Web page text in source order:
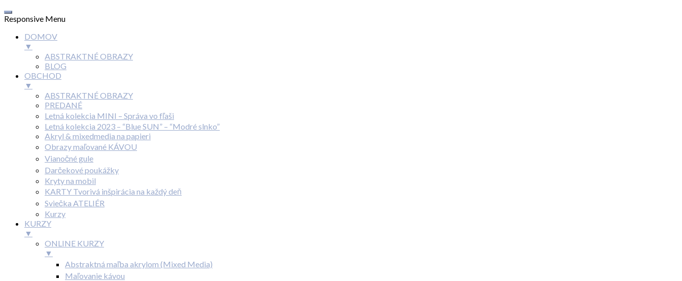
Responsive Menu
DOMOV
▼
ABSTRAKTNÉ OBRAZY
BLOG
OBCHOD
▼
ABSTRAKTNÉ OBRAZY
PREDANÉ
Letná kolekcia MINI – Správa vo fľaši
Letná kolekcia 2023 – “Blue SUN” – “Modré slnko”
Akryl & mixedmedia na papieri
Obrazy maľované KÁVOU
Vianočné gule
Darčekové poukážky
Kryty na mobil
KARTY Tvorivá inšpirácia na každý deň
Sviečka ATELIÉR
Kurzy
KURZY
▼
ONLINE KURZY
▼
Abstraktná maľba akrylom (Mixed Media)
Maľovanie kávou